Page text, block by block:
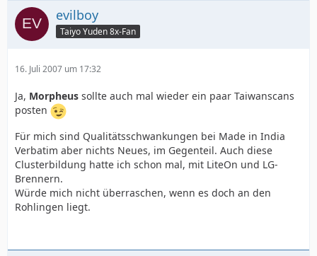
evilboy
Taiyo Yuden 8x-Fan
16. Juli 2007 um 17:32
Ja, Morpheus sollte auch mal wieder ein paar Taiwanscans
posten
Für mich sind Qualitätsschwankungen bei Made in India
Verbatim aber nichts Neues, im Gegenteil. Auch diese
Clusterbildung hatte ich schon mal, mit LiteOn und LG-
Brennern.
Würde mich nicht überraschen, wenn es doch an den
Rohlingen liegt.